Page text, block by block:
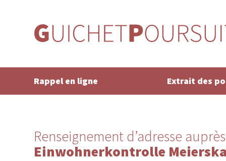
Rappel en ligne Extrait des
Renseignement d’adresse
Einwohnerkontrolle